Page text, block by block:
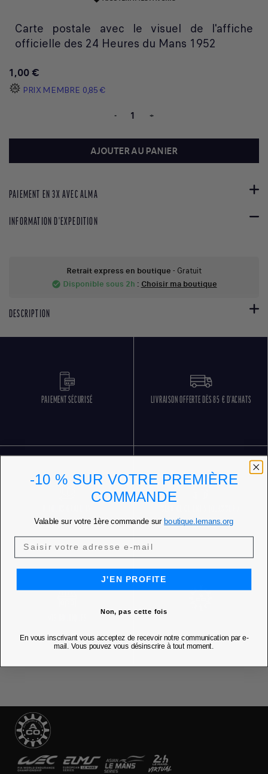
Carte postale avec le visuel de l'affiche
officielle des 24 Heures du Mans 1952
1,00 €
PRIX MEMBRE 0,85 €
- +
AJOUTER AU PANIER
PAIEMENT EN 3X AVEC ALMA
INFORMATION D'EXPEDITION
Retrait express en boutique - Gratuit
check_circle Disponible sous 2h : Choisir ma boutique
DESCRIPTION
PAIEMENT SÉCURISÉ LIVRAISON OFFERTE DÈS 85 € D'ACHATS
-10 % SUR VOTRE PREMIÈRE
COMMANDE
Valable sur votre 1ère commande sur boutique.lemans.org
J'EN PROFITE
Non, pas cette fois
En vous inscrivant vous acceptez de recevoir notre communication par e-
mail. Vous pouvez vous désinscrire à tout moment.